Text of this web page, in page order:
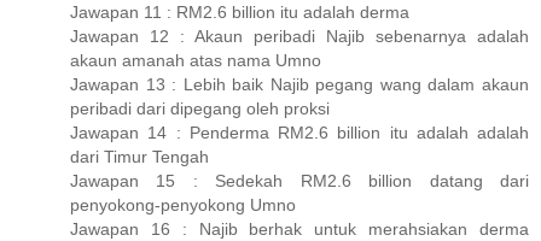
Jawapan 11 : RM2.6 billion itu adalah derma
Jawapan 12 : Akaun peribadi Najib sebenarnya adalah
akaun amanah atas nama Umno
Jawapan 13 : Lebih baik Najib pegang wang dalam akaun
peribadi dari dipegang oleh proksi
Jawapan 14 : Penderma RM2.6 billion itu adalah adalah
dari Timur Tengah
Jawapan 15 : Sedekah RM2.6 billion datang dari
penyokong-penyokong Umno
Jawapan 16 : Najib berhak untuk merahsiakan derma